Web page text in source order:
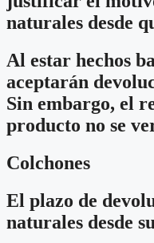
naturales desde
Al estar hechos
aceptarán
Sin embargo, el
producto no se
Colchones
El plazo de
naturales desde